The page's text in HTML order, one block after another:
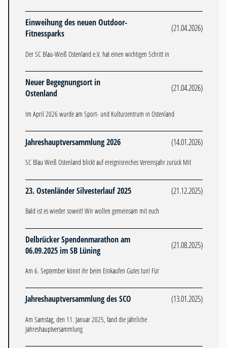
Einweihung des neuen Outdoor-
Fitnessparks
(21.04.2026)
Der SC Blau-Weiß Ostenland e.V. hat einen wichtigen Schritt in
Neuer Begegnungsort in
Ostenland
(21.04.2026)
Im April 2026 wurde am Sport- und Kulturzentrum in Ostenland
Jahreshauptversammlung 2026 (14.01.2026)
SC Blau Weiß Ostenland blickt auf ereignisreiches Vereinsjahr zurück Mit
23. Ostenländer Silvesterlauf 2025 (21.12.2025)
Bald ist es wieder soweit! Wir wollen gemeinsam mit euch
Delbrücker Spendenmarathon am
06.09.2025 im SB Lüning
(21.08.2025)
Am 6. September könnt ihr beim Einkaufen Gutes tun! Für
Jahreshauptversammlung des SCO (13.01.2025)
Am Samstag, den 11. Januar 2025, fand die jährliche
Jahreshauptversammlung